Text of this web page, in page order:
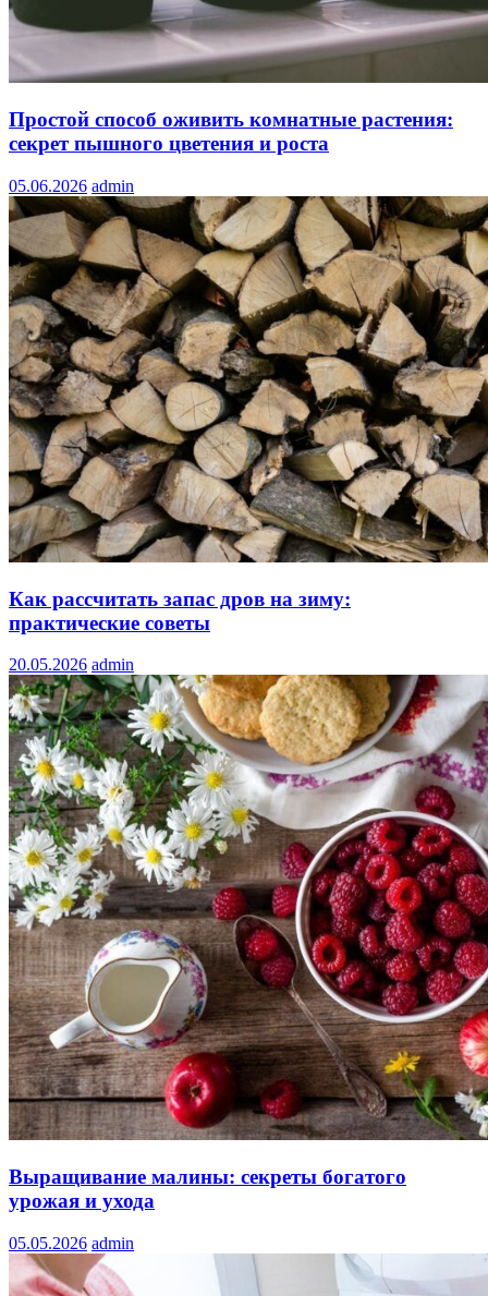
Простой способ оживить комнатные растения:
секрет пышного цветения и роста
05.06.2026 admin
Как рассчитать запас дров на зиму:
практические советы
20.05.2026 admin
Выращивание малины: секреты богатого
урожая и ухода
05.05.2026 admin